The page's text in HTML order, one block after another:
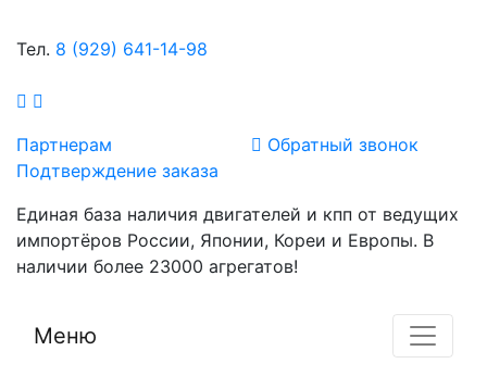
Тел. 8 (929) 641-14-98
Партнерам
Подтверждение заказа
Обратный звонок
Единая база наличия двигателей и кпп от ведущих
импортёров России, Японии, Кореи и Европы. В
наличии более 23000 агрегатов!
Меню